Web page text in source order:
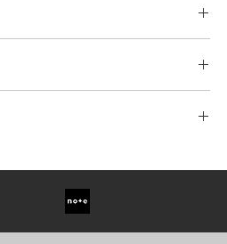
ーズゴールド、プラチナのEU44か
ター・ダイヤモンドのサイズ、金属
ます。
用し、分割配送や国際間のスケジ
。細部までこだわったカスタマイ
。 本メモリアルダイヤモンドペン
限に引き立てるよう設計されてい